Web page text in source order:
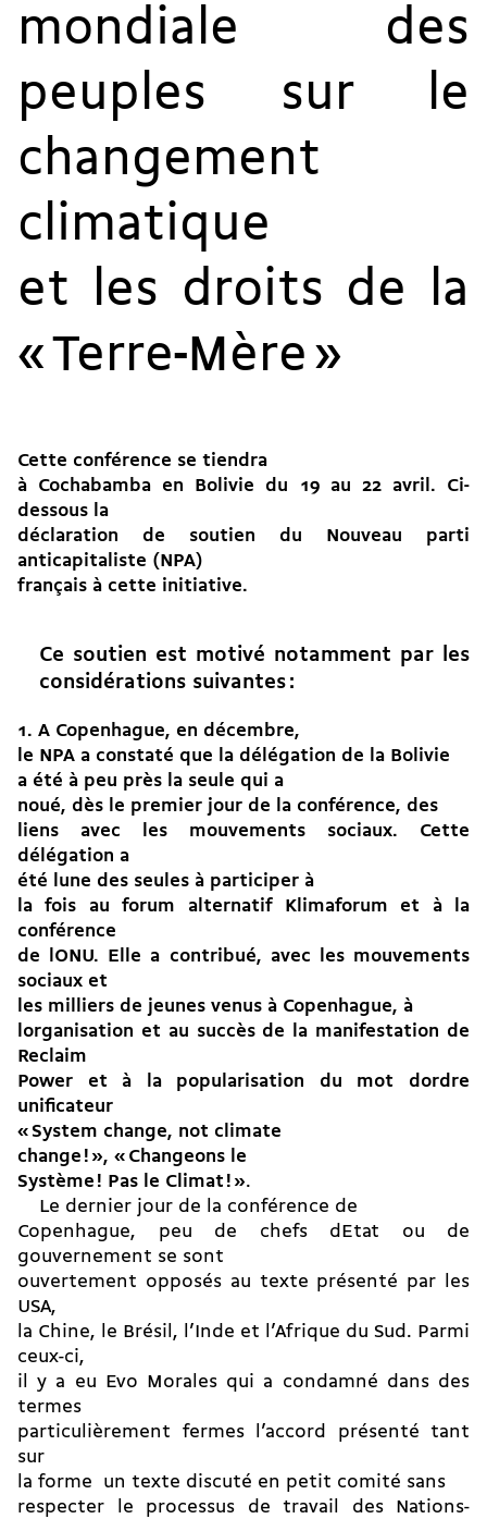
mondiale des
peuples sur le
changement
climatique
et les droits de la
« Terre-Mère »
Cette conférence se tiendra
à Cochabamba en Bolivie du 19 au 22 avril. Ci-
dessous la
déclaration de soutien du Nouveau parti
anticapitaliste (NPA)
français à cette initiative.
Ce soutien est motivé notamment par les
considérations suivantes :
1. A Copenhague, en décembre,
le NPA a constaté que la délégation de la Bolivie
a été à peu près la seule qui a
noué, dès le premier jour de la conférence, des
liens avec les mouvements sociaux. Cette
délégation a
été lune des seules à participer à
la fois au forum alternatif Klimaforum et à la
conférence
de lONU. Elle a contribué, avec les mouvements
sociaux et
les milliers de jeunes venus à Copenhague, à
lorganisation et au succès de la manifestation de
Reclaim
Power et à la popularisation du mot dordre
unificateur
« System change, not climate
change ! », « Changeons le
Système ! Pas le Climat ! ».
Le dernier jour de la conférence de
Copenhague, peu de chefs dEtat ou de
gouvernement se sont
ouvertement opposés au texte présenté par les
USA,
la Chine, le Brésil, l’Inde et l’Afrique du Sud. Parmi
ceux-ci,
il y a eu Evo Morales qui a condamné dans des
termes
particulièrement fermes l’accord présenté tant
sur
la forme  un texte discuté en petit comité sans
respecter le processus de travail des Nations-